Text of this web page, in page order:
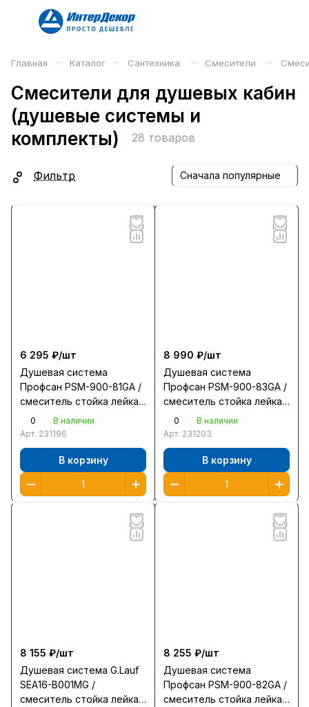
Главная – Каталог – Сантехника – Смесители –
Смесители для душевых кабин
(душевые системы и
комплекты)
28 товаров
Фильтр Сначала популярные
6 295 ₽/шт
Душевая система
Профсан PSM-900-81GA /
смеситель стойка лейка
шланг/ графит
0
В наличии
Арт. 231196
В корзину
8 990 ₽/шт
Душевая система
Профсан PSM-900-83GA /
смеситель стойка лейка
шланг/ графит
0
В наличии
Арт. 231203
В корзину
8 155 ₽/шт
Душевая система G.Lauf
SEA16-B001MG /
смеситель стойка лейка
8 255 ₽/шт
Душевая система
Профсан PSM-900-82GA /
смеситель стойка лейка